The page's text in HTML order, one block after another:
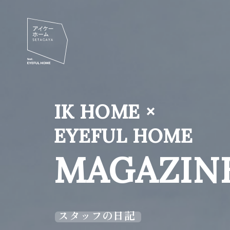
IK HOME ×
EYEFUL HOME
スタッフの日記